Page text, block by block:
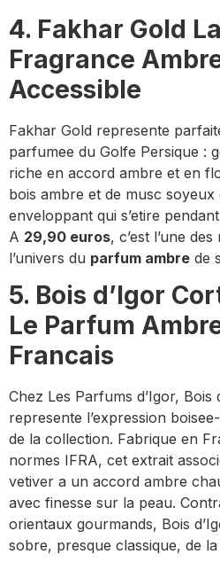
4. Fakhar Gold
Fragrance
Accessible
Fakhar Gold represente
parfumee du Golfe Persique :
riche en accord ambre et en
bois ambre et de musc
enveloppant qui s’etire
A 29,90 euros, c’est l’une
l’univers du parfum ambre de
5. Bois d’Igor
Le Parfum
Francais
Chez Les Parfums d’Igor, Bois
represente l’expression
de la collection. Fabrique en
normes IFRA, cet extrait
vetiver a un accord ambre
avec finesse sur la peau.
orientaux gourmands, Bois
sobre, presque classique, de